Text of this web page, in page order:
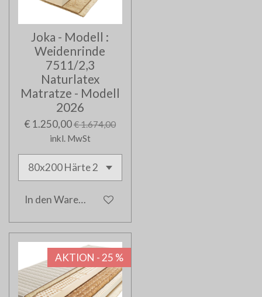
Joka - Modell :
Weidenrinde
7511/2,3
Naturlatex
Matratze - Modell
2026
€ 1.250,00€ 1.674,00
inkl. MwSt
In den Warenkorb
AKTION - 25 %